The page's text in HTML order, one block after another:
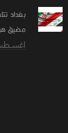
بغداد
مضيق
03